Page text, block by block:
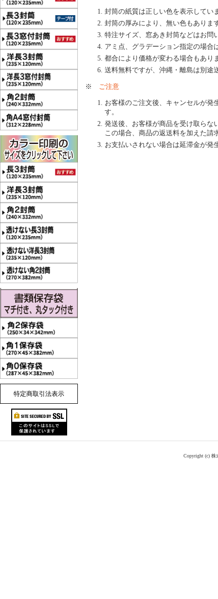
特定商取引法表示
封筒の紙質は正しい色を表示してい
封筒の厚みにより、無い色もありま
特注サイズ、窓あき封筒などはお問
アミ点、グラデーション指定の場合
都合により価格が変わる場合もあり
送料無料ですが、沖縄・離島は別途
※ ご注意
お客様のご注文後、キャンセルが発
す。
発送後、お客様が商品を受け取らな
この場合、商品の返送料を加えた請
お支払いされない場合は延滞金が発
Copyright (c)